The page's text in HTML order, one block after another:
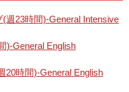
週23時間)-General Intensive
)-General English
20時間)-General English